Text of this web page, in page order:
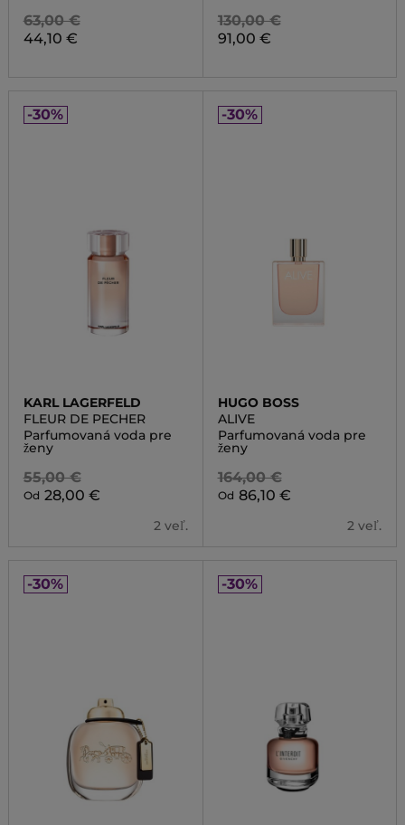
63,00 €
44,10 €
130,00 €
91,00 €
-30%
KARL LAGERFELD
FLEUR DE PECHER
Parfumovaná voda pre
ženy
55,00 €
Od 28,00 €
2 veľ.
-30%
HUGO BOSS
ALIVE
Parfumovaná voda pre
ženy
164,00 €
Od 86,10 €
2 veľ.
-30% -30%